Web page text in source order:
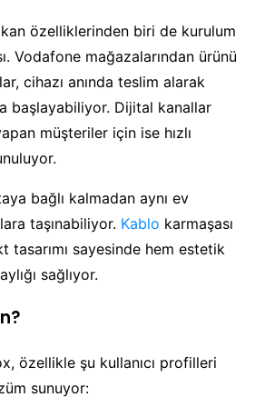
özelliklerinden biri de kurulum
Vodafone mağazalarından ürünü
cihazı anında teslim alarak
başlayabiliyor. Dijital kanallar
müşteriler için ise hızlı
bağlı kalmadan aynı ev
taşınabiliyor. Kablo karmaşası
tasarımı sayesinde hem estetik
sağlıyor.
özellikle şu kullanıcı profilleri
sunuyor: